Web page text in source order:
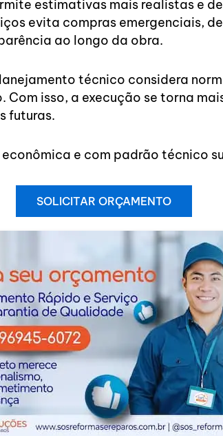
estimativas mais realistas e
evita compras emergenciais,
ao longo da obra.
técnico considera
isso, a execução se torna
futuras.
econômica e com padrão técnico
SOLICITAR ORÇAMENTO